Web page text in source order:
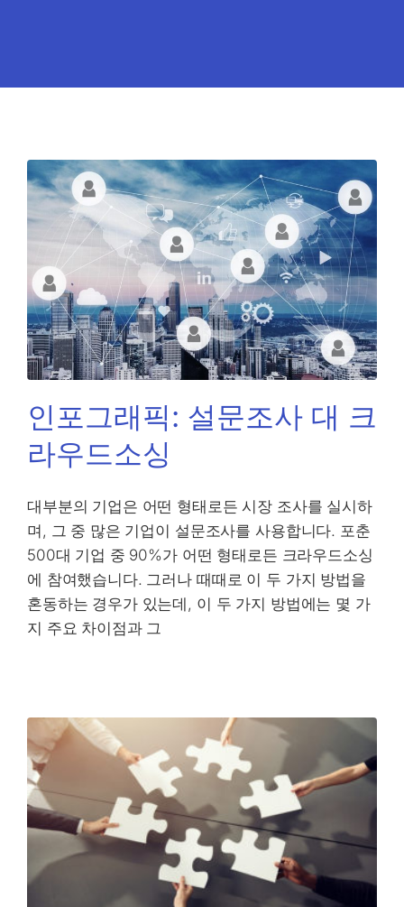
인포그래픽: 설문조사 대 크
라우드소싱
대부분의 기업은 어떤 형태로든 시장 조사를 실시하
며, 그 중 많은 기업이 설문조사를 사용합니다. 포춘
500대 기업 중 90%가 어떤 형태로든 크라우드소싱
에 참여했습니다. 그러나 때때로 이 두 가지 방법을
혼동하는 경우가 있는데, 이 두 가지 방법에는 몇 가
지 주요 차이점과 그